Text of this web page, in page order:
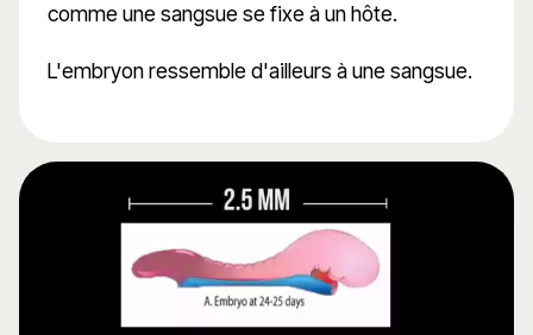
comme une sangsue se fixe à un hôte.
L'embryon ressemble d'ailleurs à une sangsue.